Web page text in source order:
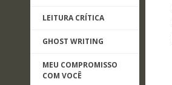
LEITURA CRÍTICA
GHOST WRITING
MEU COMPROMISSO
COM VOCÊ